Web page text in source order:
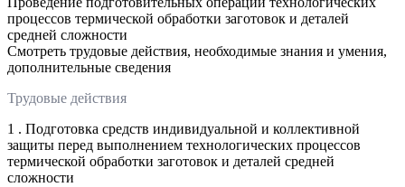
процессов термической обработки заготовок и деталей
средней сложности
Смотреть трудовые действия, необходимые знания и умения,
дополнительные сведения
Трудовые действия
1 . Подготовка средств индивидуальной и коллективной
защиты перед выполнением технологических процессов
термической обработки заготовок и деталей средней
сложности